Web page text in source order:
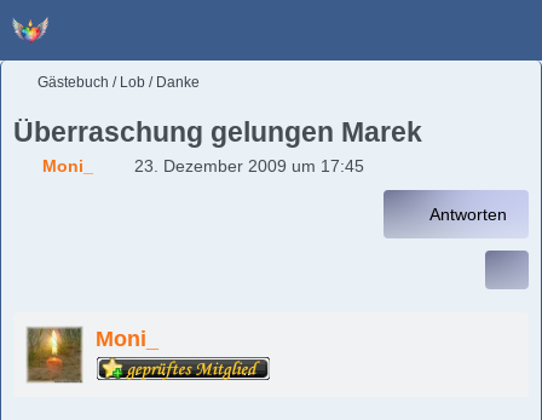
Gästebuch / Lob / Danke
Überraschung gelungen Marek
Moni_ 23. Dezember 2009 um 17:45
Antworten
Moni_